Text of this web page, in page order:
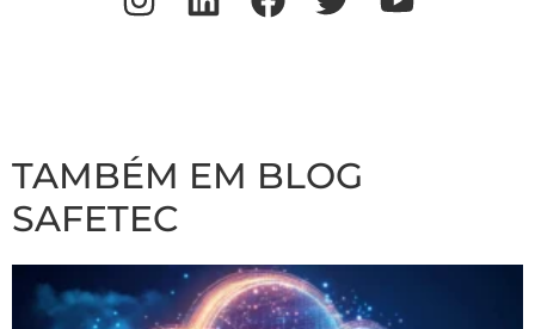
TAMBÉM EM BLOG
SAFETEC